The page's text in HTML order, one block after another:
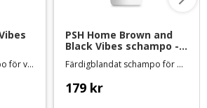
Färdigblandat schampo för vita pälsar
PSH Home Brown and
Black Vibes schampo -
300 ml
Färdigblandat schampo för bruna och svarta pälsar
179 kr